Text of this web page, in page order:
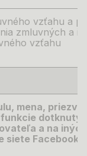
vzťahu a
zmluvných a
vzťahu
mena,
funkcie
a na
siete Facebook,